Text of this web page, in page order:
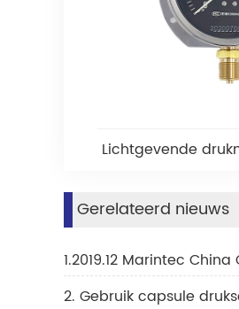
Lichtgevende
Gerelateerd nieuws
1.2019.12 Marintec
2. Gebruik capsule